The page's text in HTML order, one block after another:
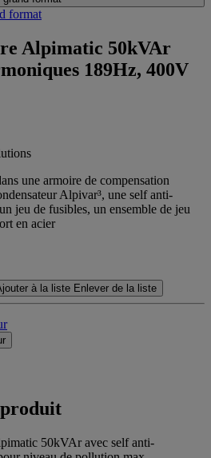
format
Alpimatic 50kVAr
189Hz, 400V
une armoire de compensation
Alpivar³, une self anti-
jeu de fusibles, un ensemble de jeu
en acier
à la liste Enlever de la liste
50kVAr avec self anti-